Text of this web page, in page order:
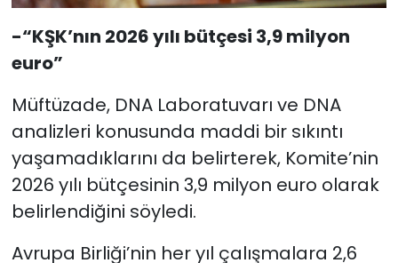
-“KŞK’nın 2026 yılı bütçesi 3,9 milyon
euro”
Müftüzade, DNA Laboratuvarı ve DNA
analizleri konusunda maddi bir sıkıntı
yaşamadıklarını da belirterek, Komite’nin
2026 yılı bütçesinin 3,9 milyon euro olarak
belirlendiğini söyledi.
Avrupa Birliği’nin her yıl çalışmalara 2,6